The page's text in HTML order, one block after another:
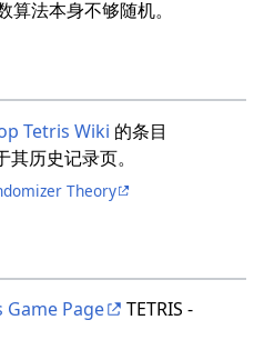
法本身不够随机。
Tetris Wiki 的条目
其历史记录页。
Theory
Page
TETRIS -